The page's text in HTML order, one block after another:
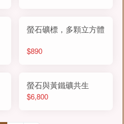
螢石礦標，多顆立方體
$890
螢石與黃鐵礦共生
$6,800